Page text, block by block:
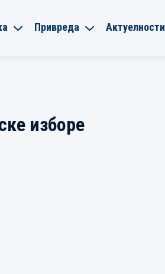
Привреда Актуелности
изборе